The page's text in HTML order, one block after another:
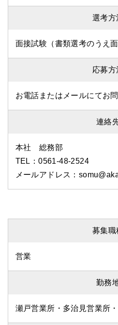
選考方
面接試験（書類選考のうえ面
応募方
お電話またはメールにてお
連絡
本社 総務部
TEL：0561-48-2524
メールアドレス：
募集職
営業
勤務
瀬戸営業所・多治見営業所